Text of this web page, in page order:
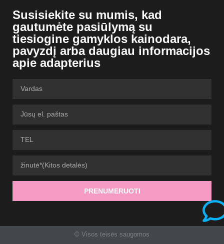
Susisiekite su mumis, kad
gautumėte pasiūlymą su
tiesiogine gamyklos kainodara,
pavyzdį arba daugiau informacijos
apie adapterius
PRENUMERUOTI
© Visos teisės saugomos